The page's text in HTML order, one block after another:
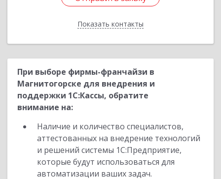
Показать контакты
Назад
При выборе фирмы-франчайзи в
Магнитогорске для внедрения и
поддержки 1С:Кассы, обратите
внимание на:
Наличие и количество специалистов,
аттестованных на внедрение технологий
и решений системы 1С:Предприятие,
которые будут использоваться для
автоматизации ваших задач.